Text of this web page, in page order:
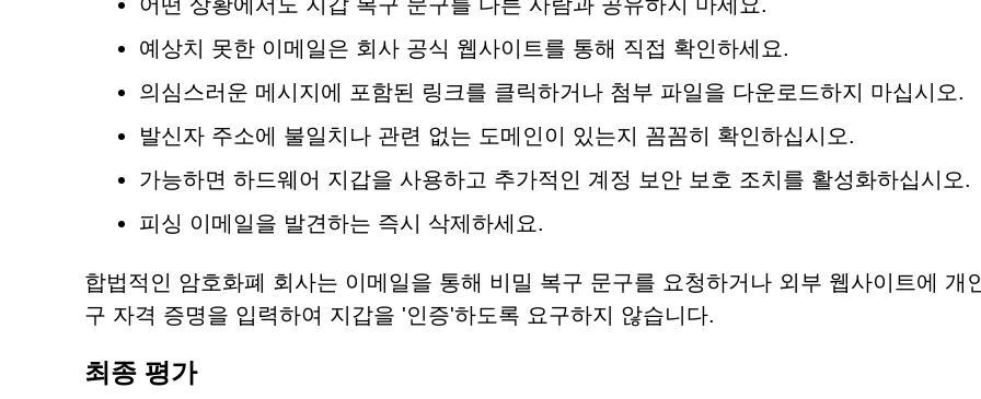
예상치 못한 이메일은 회사 공식 웹사이트를 통해 직접 확인하세요.
의심스러운 메시지에 포함된 링크를 클릭하거나 첨부 파일을 다운로드하지 마십시오.
발신자 주소에 불일치나 관련 없는 도메인이 있는지 꼼꼼히 확인하십시오.
가능하면 하드웨어 지갑을 사용하고 추가적인 계정 보안 보호 조치를 활성화하십시오.
피싱 이메일을 발견하는 즉시 삭제하세요.
합법적인 암호화폐 회사는 이메일을 통해 비밀 복구 문구를 요청하거나 외부 웹사이트에 개
구 자격 증명을 입력하여 지갑을 '인증'하도록 요구하지 않습니다.
최종 평가